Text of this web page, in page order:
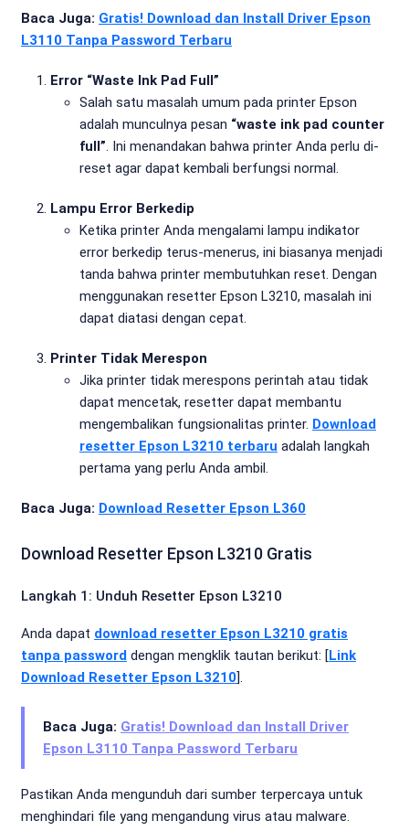
Baca Juga: Gratis! Download dan Install Driver Epson
L3110 Tanpa Password Terbaru
Error “Waste Ink Pad Full”
Salah satu masalah umum pada printer Epson
adalah munculnya pesan “waste ink pad counter
full”. Ini menandakan bahwa printer Anda perlu di-
reset agar dapat kembali berfungsi normal.
Lampu Error Berkedip
Ketika printer Anda mengalami lampu indikator
error berkedip terus-menerus, ini biasanya menjadi
tanda bahwa printer membutuhkan reset. Dengan
menggunakan resetter Epson L3210, masalah ini
dapat diatasi dengan cepat.
Printer Tidak Merespon
Jika printer tidak merespons perintah atau tidak
dapat mencetak, resetter dapat membantu
mengembalikan fungsionalitas printer. Download
resetter Epson L3210 terbaru adalah langkah
pertama yang perlu Anda ambil.
Baca Juga: Download Resetter Epson L360
Download Resetter Epson L3210 Gratis
Langkah 1: Unduh Resetter Epson L3210
Anda dapat download resetter Epson L3210 gratis
tanpa password dengan mengklik tautan berikut: [Link
Download Resetter Epson L3210].
Baca Juga: Gratis! Download dan Install Driver
Epson L3110 Tanpa Password Terbaru
Pastikan Anda mengunduh dari sumber terpercaya untuk
menghindari file yang mengandung virus atau malware.